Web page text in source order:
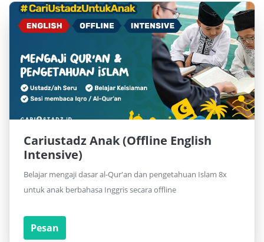
Cariustadz Anak (Offline English
Intensive)
Belajar mengaji dasar al-Qur'an dan pengetahuan Islam 8x
untuk anak berbahasa Inggris secara offline
Pesan